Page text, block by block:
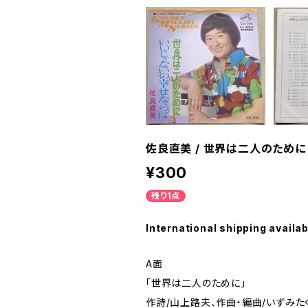
佐良直美 / 世界は二人のために
¥300
残り1点
International shipping
A面
「世界は二人のために」
作詩/山上路夫、作曲・編曲/いずみた